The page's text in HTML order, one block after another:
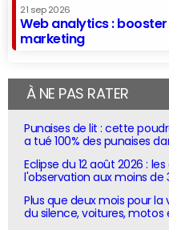
21 sep 2026
Web analytics :
marketing
À NE PAS RATER
Punaises de lit : cette
a tué 100% des punaises
Eclipse du 12 août 2026 :
l'observation aux moins de
Plus que deux mois pour la
du silence, voitures, motos